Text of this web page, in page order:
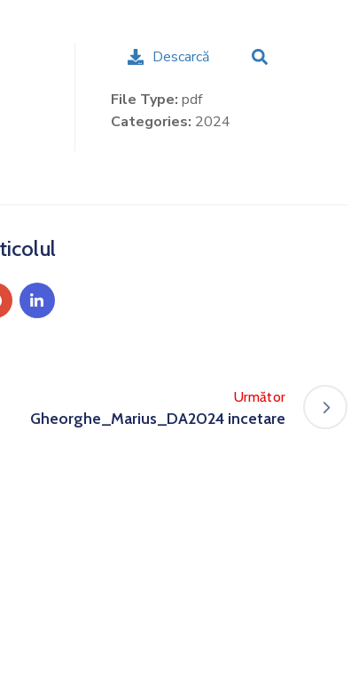
Descarcă
File Type: pdf
Categories: 2024
Următor
Gheorghe_Marius_DA2024 incetare